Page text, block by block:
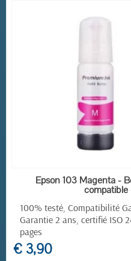
Epson 103 Magenta -
100% testé, Compatibilité
Garantie 2 ans, certifié ISO
pages
€ 3,90